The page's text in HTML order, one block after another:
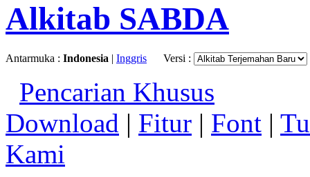
Alkitab SABDA
Antarmuka : Indonesia | Inggris Versi :
Pencarian Khusus
Download | Fitur | Font |
Kami